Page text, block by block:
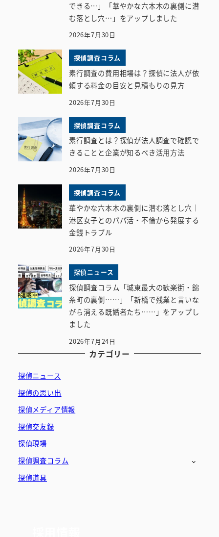
できる…」「華やかな六本木の裏側に潜
む落とし穴…」をアップしました
2026年7月30日
探偵調査コラム
素行調査の費用相場は？探偵に法人が依
頼する料金の目安と見積もりの見方
2026年7月30日
探偵調査コラム
素行調査とは？探偵が法人調査で確認で
きることと企業が知るべき活用方法
2026年7月30日
探偵調査コラム
華やかな六本木の裏側に潜む落とし穴｜
港区女子とのパパ活・不倫から発展する
金銭トラブル
2026年7月30日
探偵ニュース
探偵調査コラム「城東最大の歓楽街・錦
糸町の裏側……」「新橋で残業と言いな
がら消える既婚者たち……」をアップし
ました
2026年7月24日
カテゴリー
探偵ニュース
探偵の思い出
探偵メディア情報
探偵交友録
探偵現場
探偵調査コラム
探偵道具